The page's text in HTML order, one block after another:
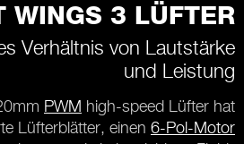
WINGS 3 LÜFTER
Verhältnis von Lautstärke
und Leistung
PWM high-speed Lüfter hat
Lüfterblätter, einen 6-Pol-Motor